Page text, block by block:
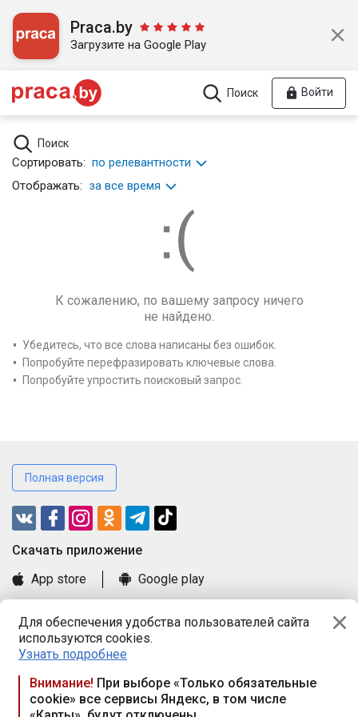
Для обеспечения удобства пользователей сайта
используются cookies.
Узнать подробнее
Внимание! При выборе «Только обязательные
cookie» все сервисы Яндекс, в том числе
Praca.by
Загрузите на Google Play
Поиск Войти
Поиск
Сортировать: по релевантности
Отображать: за все время
К сожалению, по вашему запросу ничего
не найдено.
Убедитесь, что все слова написаны без ошибок.
Попробуйте перефразировать ключевые слова.
Попробуйте упростить поисковый запрос.
Полная версия
Cкачать приложение
App store
Google play
Книга замечаний и предложений
Правила и документы
Praca.by © 2000—2026, ООО «ПРАЦА БАЙ»
Республика Беларусь, 220114, г. Минск, пр-т Независимости
117а, пом. № 9.